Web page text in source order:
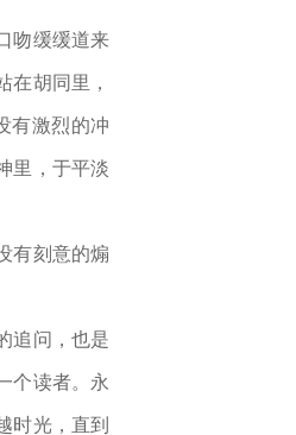
吻缓缓道来
在胡同里，
有激烈的冲
里，于平淡
有刻意的煽
追问，也是
个读者。永
时光，直到